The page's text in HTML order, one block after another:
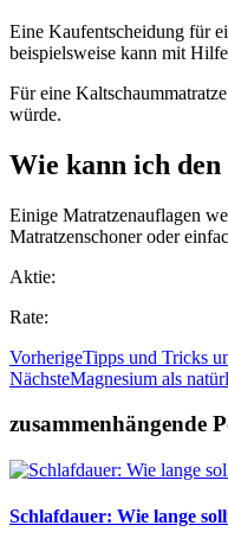
Eine Kaufentscheidung für
beispielsweise kann mit
Für eine
würde.
Wie kann ich
Einige Matratzenauflagen
Matratzenschoner oder
Aktie:
Rate:
VorherigeTipps und Tricks
NächsteMagnesium als
zusammenhängende
Schlafdauer: Wie lange